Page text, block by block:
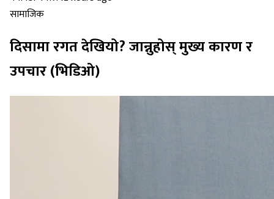
सामाजिक
दिसामा रगत देखियो? जान्नुहोस् मुख्य कारण र
उपचार (भिडिओ)